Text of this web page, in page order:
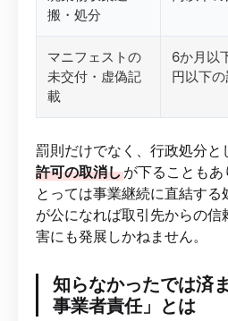
搬・処分
マニフェストの
未交付・虚偽記
載
6か月以
円以下
罰則だけでなく、行政処分と
許可の取消しが下ることも
とっては事業継続に直結する
が公になれば取引先からの信
害にも発展しかねません。
知らなかったでは済
事業者責任」とは